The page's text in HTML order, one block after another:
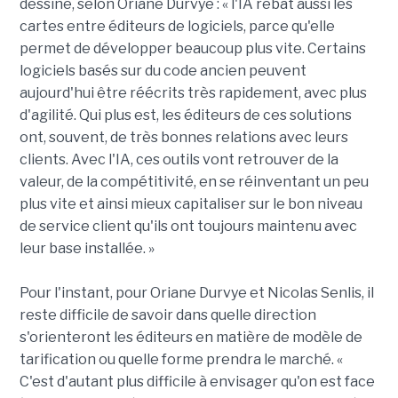
dessine, selon Oriane Durvye : « l'IA rebat aussi les
cartes entre éditeurs de logiciels, parce qu'elle
permet de développer beaucoup plus vite. Certains
logiciels basés sur du code ancien peuvent
aujourd'hui être réécrits très rapidement, avec plus
d'agilité. Qui plus est, les éditeurs de ces solutions
ont, souvent, de très bonnes relations avec leurs
clients. Avec l'IA, ces outils vont retrouver de la
valeur, de la compétitivité, en se réinventant un peu
plus vite et ainsi mieux capitaliser sur le bon niveau
de service client qu'ils ont toujours maintenu avec
leur base installée. »
Pour l'instant, pour Oriane Durvye et Nicolas Senlis, il
reste difficile de savoir dans quelle direction
s'orienteront les éditeurs en matière de modèle de
tarification ou quelle forme prendra le marché. «
C'est d'autant plus difficile à envisager qu'on est face